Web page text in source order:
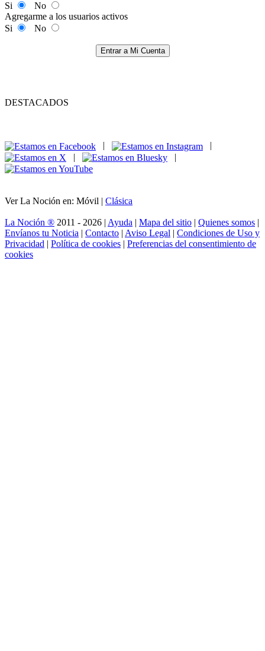
Si
No
Agregarme a los usuarios activos
Si
No
Entrar a Mi Cuenta
DESTACADOS
|
|
Ver La Noción en: Móvil | Clásica
La Noción ® 2011 - 2026 | Ayuda | Mapa del sitio | Quienes somos |
Envíanos tu Noticia | Contacto | Aviso Legal | Condiciones de Uso y
Privacidad | Política de cookies | Preferencias del consentimiento de
cookies